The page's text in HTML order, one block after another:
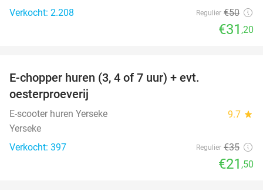
Verkocht: 2.208
Regulier €50
€31 ,20
E-chopper huren (3, 4 of 7 uur) + evt.
oesterproeverij
E-scooter huren Yerseke 9.7 star
Yerseke
Verkocht: 397
Regulier €35
€21 ,50